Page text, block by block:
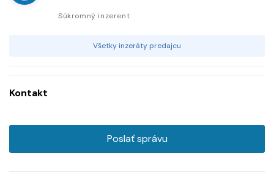
Súkromný inzerent
Všetky inzeráty predajcu
Kontakt
Poslať správu